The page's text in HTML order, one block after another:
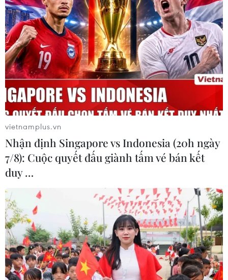
vietnamplus.vn
Nhận định Singapore vs Indonesia (20h ngày
7/8): Cuộc quyết đấu giành tấm vé bán kết
duy …